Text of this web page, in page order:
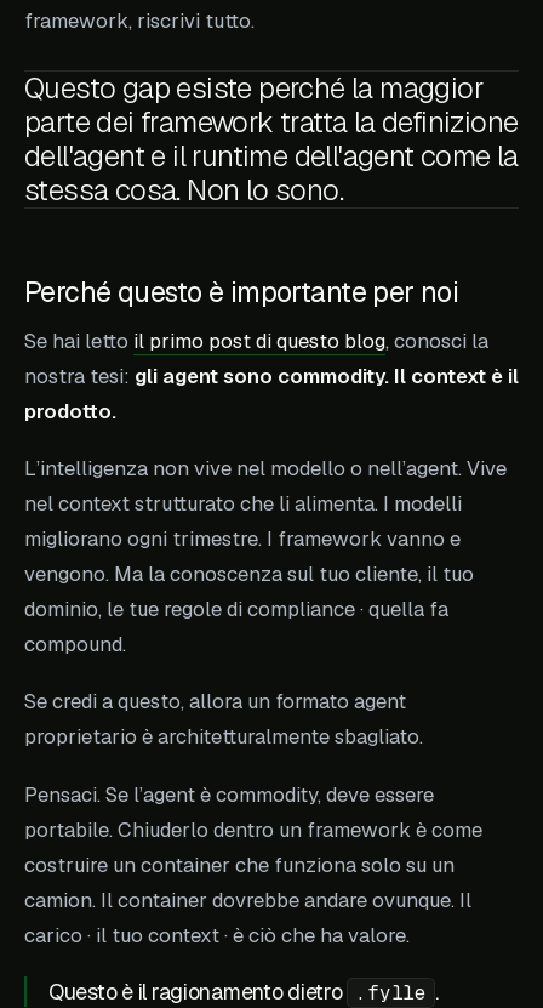
framework, riscrivi tutto.
Questo gap esiste perché la maggior
parte dei framework tratta la definizione
dell'agent e il runtime dell'agent come la
stessa cosa. Non lo sono.
Perché questo è importante per noi
Se hai letto il primo post di questo blog, conosci la
nostra tesi: gli agent sono commodity. Il context è il
prodotto.
L’intelligenza non vive nel modello o nell’agent. Vive
nel context strutturato che li alimenta. I modelli
migliorano ogni trimestre. I framework vanno e
vengono. Ma la conoscenza sul tuo cliente, il tuo
dominio, le tue regole di compliance · quella fa
compound.
Se credi a questo, allora un formato agent
proprietario è architetturalmente sbagliato.
Pensaci. Se l’agent è commodity, deve essere
portabile. Chiuderlo dentro un framework è come
costruire un container che funziona solo su un
camion. Il container dovrebbe andare ovunque. Il
carico · il tuo context · è ciò che ha valore.
Questo è il ragionamento dietro .fylle .